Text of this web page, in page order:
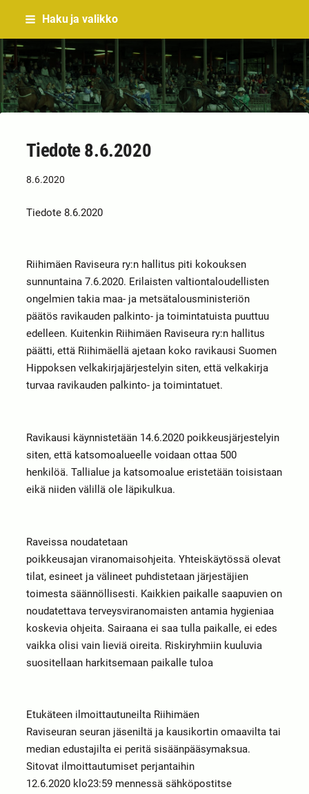
Siirry
sisältöön
Haku ja valikko
Sivuston etusivulle
Tiedote 8.6.2020
8.6.2020
Tiedote 8.6.2020
Riihimäen Raviseura ry:n hallitus piti kokouksen
sunnuntaina 7.6.2020. Erilaisten valtiontaloudellisten
ongelmien takia maa- ja metsätalousministeriön
päätös ravikauden palkinto- ja toimintatuista puuttuu
edelleen. Kuitenkin Riihimäen Raviseura ry:n hallitus
päätti, että Riihimäellä ajetaan koko ravikausi Suomen
Hippoksen velkakirjajärjestelyin siten, että velkakirja
turvaa ravikauden palkinto- ja toimintatuet.
Ravikausi käynnistetään 14.6.2020 poikkeusjärjestelyin
siten, että katsomoalueelle voidaan ottaa 500
henkilöä. Tallialue ja katsomoalue eristetään toisistaan
eikä niiden välillä ole läpikulkua.
Raveissa noudatetaan
poikkeusajan viranomaisohjeita. Yhteiskäytössä olevat
tilat, esineet ja välineet puhdistetaan järjestäjien
toimesta säännöllisesti. Kaikkien paikalle saapuvien on
noudatettava terveysviranomaisten antamia hygieniaa
koskevia ohjeita. Sairaana ei saa tulla paikalle, ei edes
vaikka olisi vain lieviä oireita. Riskiryhmiin kuuluvia
suositellaan harkitsemaan paikalle tuloa
Etukäteen ilmoittautuneilta Riihimäen
Raviseuran seuran jäseniltä ja kausikortin omaavilta tai
median edustajilta ei peritä sisäänpääsymaksua.
Sitovat ilmoittautumiset perjantaihin
12.6.2020 klo23:59 mennessä sähköpostitse